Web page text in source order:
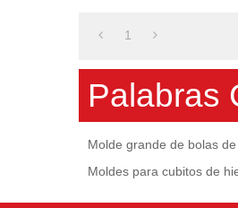
1
Palabras
Molde grande de bolas
Moldes para cubitos de